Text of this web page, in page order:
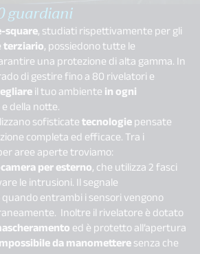
guardiani
square, studiati rispettivamente per gli
terziario, possiedono tutte le
una protezione di alta gamma. In
di gestire fino a 80 rivelatori e
il tuo ambientein ogni
della notte.
sofisticatetecnologiepensate
completa ed efficace. Tra i
aree aperte troviamo:
per esterno, che utilizza 2 fasci
le intrusioni. Il segnale
entrambi i sensori vengono
Inoltre il rivelatore è dotato
ed è protetto all’apertura
da manometteresenza che